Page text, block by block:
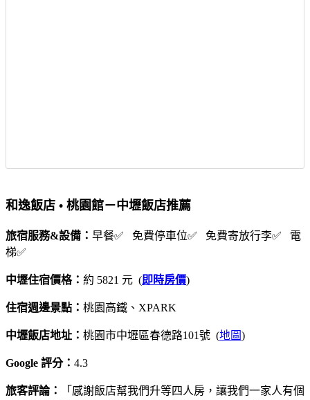
和逸飯店 • 桃園館－中壢飯店推薦
旅宿服務&設備： 早餐✅ 免費停車位✅ 免費寄放行李✅ 電
梯✅
中壢住宿價格： 約 5821 元 (即時房價)
住宿週邊景點： 桃園高鐵、XPARK
中壢飯店地址： 桃園市中壢區春德路101號 (地圖)
Google 評分： 4.3
旅客評論：
「感謝飯店幫我們升等四人房，讓我們一家人有個